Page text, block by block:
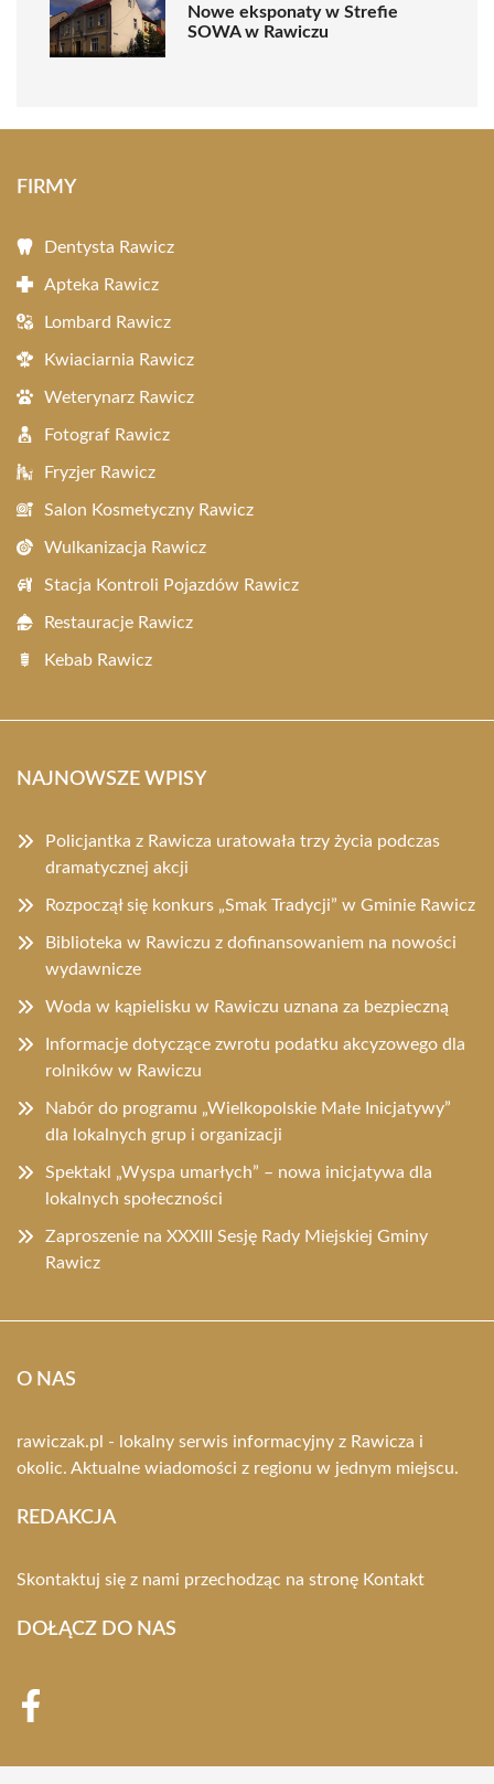
Nowe eksponaty w Strefie
SOWA w Rawiczu
FIRMY
Dentysta Rawicz
Apteka Rawicz
Lombard Rawicz
Kwiaciarnia Rawicz
Weterynarz Rawicz
Fotograf Rawicz
Fryzjer Rawicz
Salon Kosmetyczny Rawicz
Wulkanizacja Rawicz
Stacja Kontroli Pojazdów Rawicz
Restauracje Rawicz
Kebab Rawicz
NAJNOWSZE WPISY
Policjantka z Rawicza uratowała trzy życia podczas
dramatycznej akcji
Rozpoczął się konkurs „Smak Tradycji” w Gminie Rawicz
Biblioteka w Rawiczu z dofinansowaniem na nowości
wydawnicze
Woda w kąpielisku w Rawiczu uznana za bezpieczną
Informacje dotyczące zwrotu podatku akcyzowego dla
rolników w Rawiczu
Nabór do programu „Wielkopolskie Małe Inicjatywy”
dla lokalnych grup i organizacji
Spektakl „Wyspa umarłych” – nowa inicjatywa dla
lokalnych społeczności
Zaproszenie na XXXIII Sesję Rady Miejskiej Gminy
Rawicz
O NAS
rawiczak.pl - lokalny serwis informacyjny z Rawicza i
okolic. Aktualne wiadomości z regionu w jednym miejscu.
REDAKCJA
Skontaktuj się z nami przechodząc na stronę Kontakt
DOŁĄCZ DO NAS